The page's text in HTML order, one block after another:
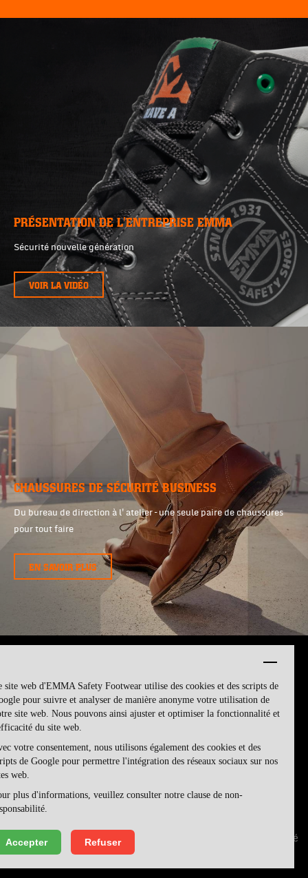
site web d'EMMA Safety Footwear utilise des cookies et des scripts de
pour suivre et analyser de manière anonyme votre utilisation de
site web. Nous pouvons ainsi ajuster et optimiser la fonctionnalité et
du site web.
votre consentement, nous utilisons également des cookies et des
de Google pour permettre l'intégration des réseaux sociaux sur nos
web.
plus d'informations, veuillez consulter notre clause de non-
Accepter Refuser
PRÉSENTATION DE L'ENTREPRISE EMMA
Sécurité nouvelle génération
VOIR LA VIDÉO
CHAUSSURES DE SÉCURITÉ BUSINESS
Du bureau de direction à l'atelier – une seule paire de chaussures
pour tout faire
EN SAVOIR PLUS
conditions générales de vente
déclaration de confidentialité
clause de non-responsabilité